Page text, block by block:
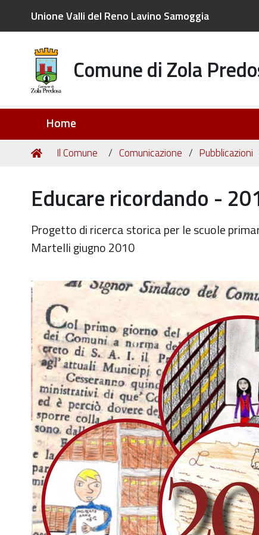
Unione Valli del Reno Lavino Samoggia
Comune di Zola
Home
Tu
Home
Il Comune Comunicazione Pubblicazioni
Educare ricordando -
Progetto di ricerca storica per le scuole
Martelli giugno 2010